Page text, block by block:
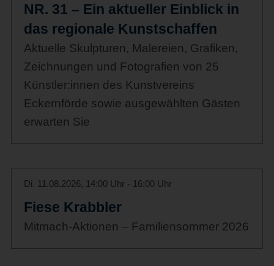
NR. 31 – Ein aktueller Einblick in
das regionale Kunstschaffen
Aktuelle Skulpturen, Malereien, Grafiken,
Zeichnungen und Fotografien von 25
Künstler:innen des Kunstvereins
Eckernförde sowie ausgewählten Gästen
erwarten Sie
Di. 11.08.2026, 14:00 Uhr - 16:00 Uhr
Fiese Krabbler
Mitmach-Aktionen – Familiensommer 2026